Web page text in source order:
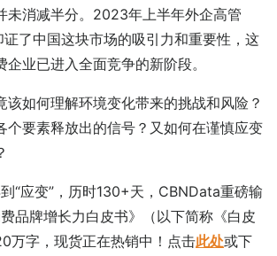
未消减半分。2023年上半年外企高管
证了中国这块市场的吸引力和重要性，这
业已进入全面竞争的新阶段。
该如何理解环境变化带来的挑战和风险？
个要素释放出的信号？又如何在谨慎应变
到“应变”，历时130+天，CBNData重磅输
品牌增长力白皮书》（以下简称《白皮
万字，现货正在热销中！点击此处或下